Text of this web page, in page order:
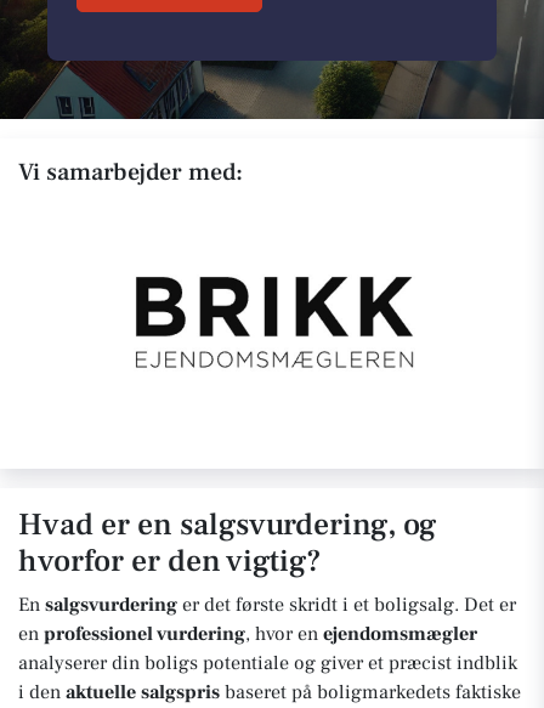
Vi samarbejder med:
Hvad er en salgsvurdering, og
hvorfor er den vigtig?
En salgsvurdering er det første skridt i et boligsalg. Det er
en professionel vurdering, hvor en ejendomsmægler
analyserer din boligs potentiale og giver et præcist indblik
i den aktuelle salgspris baseret på boligmarkedets faktiske